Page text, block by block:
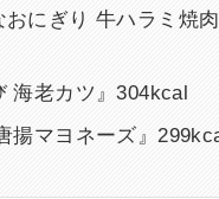
にぎり 牛ハラミ焼
海老カツ』304kcal
揚マヨネーズ』